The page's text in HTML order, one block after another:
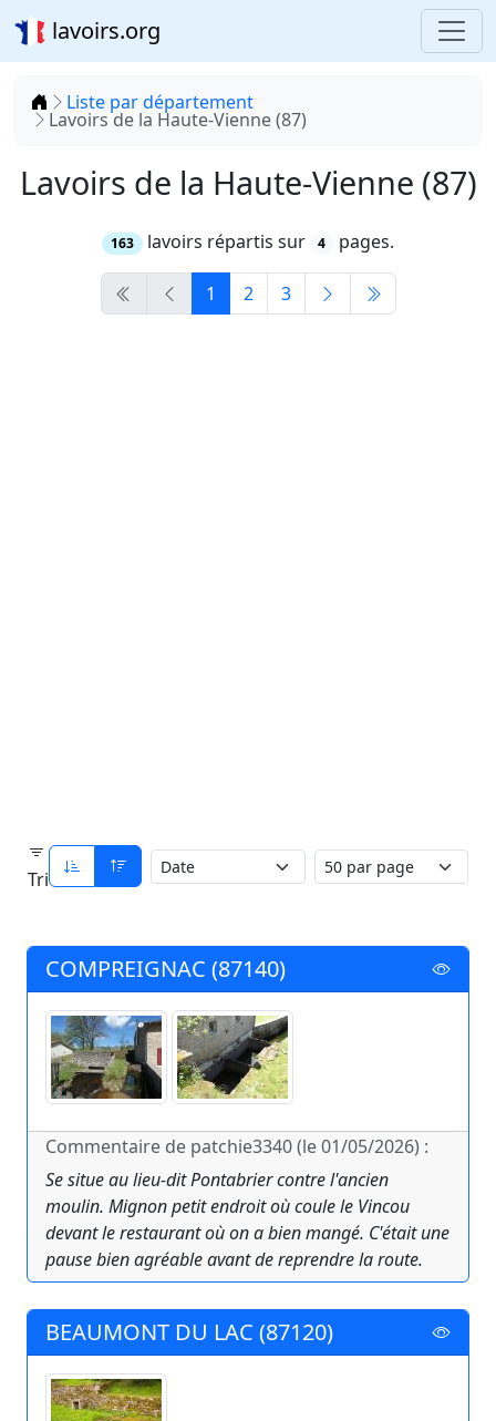
lavoirs.org
Accueil
Liste par département
Lavoirs de la Haute-Vienne (87)
Lavoirs de la Haute-Vienne (87)
163 lavoirs répartis sur 4 pages.
1 2 3
Tri
COMPREIGNAC (87140)
Commentaire de patchie3340 (le 01/05/2026) :
Se situe au lieu-dit Pontabrier contre l'ancien
moulin. Mignon petit endroit où coule le Vincou
devant le restaurant où on a bien mangé. C'était une
pause bien agréable avant de reprendre la route.
BEAUMONT DU LAC (87120)